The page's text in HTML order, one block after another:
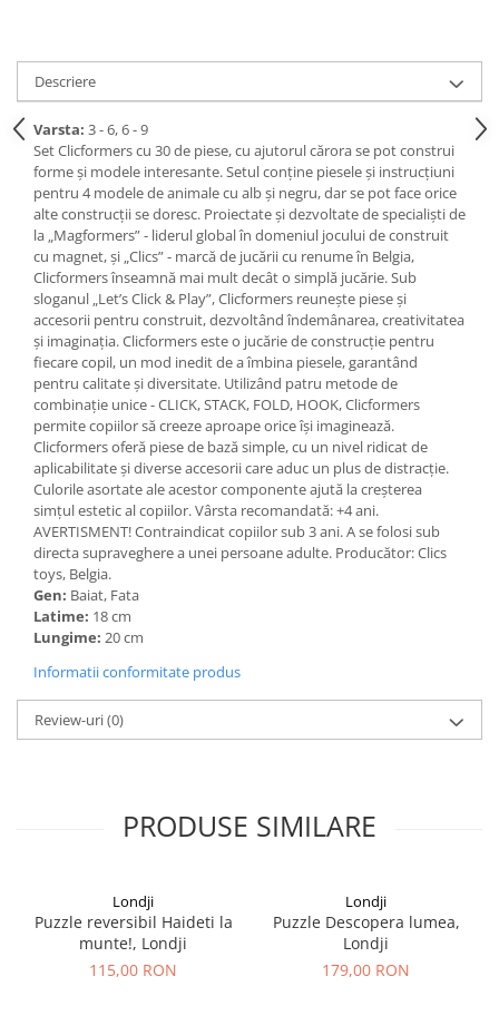
Descriere
Varsta: 3 - 6, 6 - 9
Set Clicformers cu 30 de piese, cu ajutorul cărora se pot construi
forme și modele interesante. Setul conține piesele și instrucțiuni
pentru 4 modele de animale cu alb și negru, dar se pot face orice
alte construcții se doresc. Proiectate și dezvoltate de specialiști de
la „Magformers” - liderul global în domeniul jocului de construit
cu magnet, și „Clics” - marcă de jucării cu renume în Belgia,
Clicformers înseamnă mai mult decât o simplă jucărie. Sub
sloganul „Let’s Click & Play”, Clicformers reunește piese și
accesorii pentru construit, dezvoltând îndemânarea, creativitatea
și imaginația. Clicformers este o jucărie de construcție pentru
fiecare copil, un mod inedit de a îmbina piesele, garantând
pentru calitate și diversitate. Utilizând patru metode de
combinație unice - CLICK, STACK, FOLD, HOOK, Clicformers
permite copiilor să creeze aproape orice își imaginează.
Clicformers oferă piese de bază simple, cu un nivel ridicat de
aplicabilitate și diverse accesorii care aduc un plus de distracție.
Culorile asortate ale acestor componente ajută la creșterea
simțul estetic al copiilor. Vârsta recomandată: +4 ani.
AVERTISMENT! Contraindicat copiilor sub 3 ani. A se folosi sub
directa supraveghere a unei persoane adulte. Producător: Clics
toys, Belgia.
Gen: Baiat, Fata
Latime: 18 cm
Lungime: 20 cm
Informatii conformitate produs
Review-uri(0)
PRODUSE SIMILARE
Londji
Puzzle reversibil Haideti la
munte!, Londji
115,00 RON
Londji
Puzzle Descopera lumea,
Londji
179,00 RON